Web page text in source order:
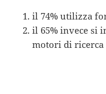
il 74% utilizza
il 65% invece si
motori di ricerca